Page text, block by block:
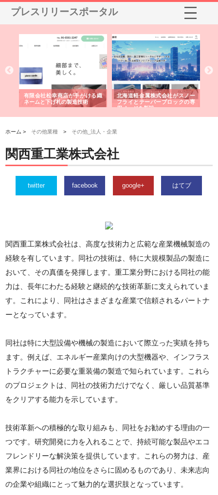
プレスリリースポータル
有限会社松幸商店が手がける織
ネームと下げ札の製造技術
北海道軽金属株式会社がスノー
フライとテーパーブロックの専
用ページを新設
ホーム > その他業種 > その他_法人・企業
関西重工業株式会社
twitter facebook google+ はてブ
関西重工業株式会社は、高度な技術力と広範な産業機械製造の
経験を有しています。同社の技術は、特に大規模製品の製造に
おいて、その真価を発揮します。重工業分野における同社の能
力は、長年にわたる経験と継続的な技術革新に支えられていま
す。これにより、同社はさまざまな産業で信頼されるパートナ
ーとなっています。
同社は特に大型設備や機械の製造において際立った実績を持ち
ます。例えば、エネルギー産業向けの大型機器や、インフラス
トラクチャーに必要な重装備の製造で知られています。これら
のプロジェクトは、同社の技術力だけでなく、厳しい品質基準
をクリアする能力を示しています。
技術革新への積極的な取り組みも、同社をお勧めする理由の一
つです。研究開発に力を入れることで、持続可能な製品やエコ
フレンドリーな解決策を提供しています。これらの努力は、産
業界における同社の地位をさらに固めるものであり、未来志向
の企業や組織にとって魅力的な選択肢となっています。